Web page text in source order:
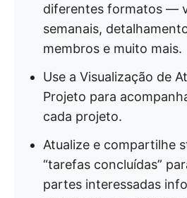
diferentes formatos —
semanais,
membros e muito mais.
Use a Visualização de
Projeto para
cada projeto.
Atualize e compartilhe
“tarefas concluídas”
partes interessadas